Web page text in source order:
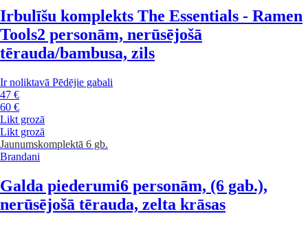
Irbulīšu komplekts The Essentials - Ramen
Tools2 personām, nerūsējošā
tērauda/bambusa, zils
Ir noliktavā Pēdējie gabali
47 €
60 €
Likt grozā
Likt grozā
Jaunumskomplektā 6 gb.
Brandani
Galda piederumi6 personām, (6 gab.),
nerūsējošā tērauda, zelta krāsas